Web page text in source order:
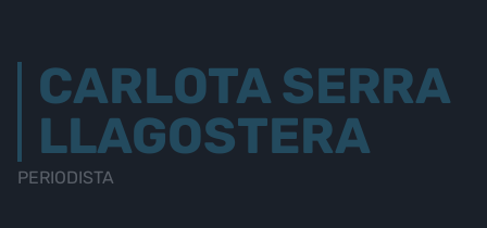
CARLOTA SERRA
LLAGOSTERA
PERIODISTA